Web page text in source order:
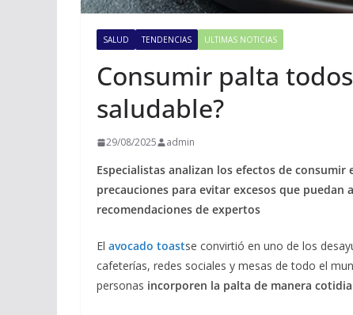
SALUD TENDENCIAS ULTIMAS NOTICIAS
Consumir palta
saludable?
29/08/2025 admin
Especialistas analizan los efectos de
precauciones para evitar excesos que
recomendaciones de expertos
El avocado toastse convirtió en uno de los
cafeterías, redes sociales y mesas de todo el
personas incorporen la palta de manera